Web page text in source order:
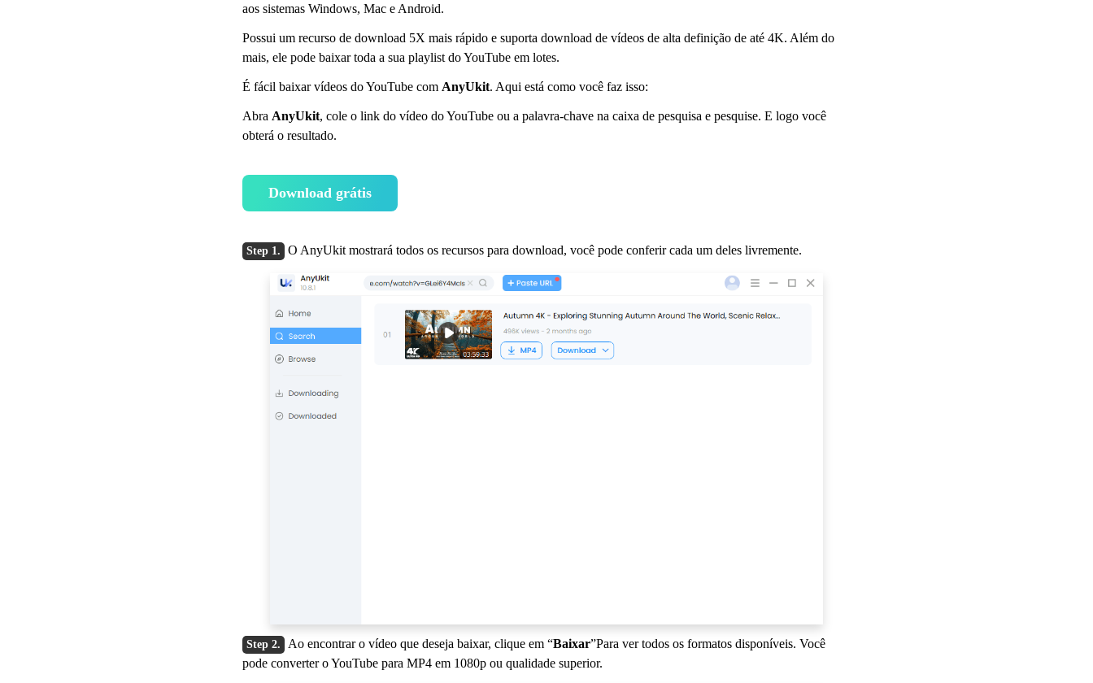
aos sistemas Windows, Mac e Android.
Possui um recurso de download 5X mais rápido e suporta download de vídeos de alta definição de até 4K. Além do
mais, ele pode baixar toda a sua playlist do YouTube em lotes.
É fácil baixar vídeos do YouTube com AnyUkit. Aqui está como você faz isso:
Abra AnyUkit, cole o link do vídeo do YouTube ou a palavra-chave na caixa de pesquisa e pesquise. E logo você
obterá o resultado.
Download grátis
O AnyUkit mostrará todos os recursos para download, você pode conferir cada um deles livremente.
Ao encontrar o vídeo que deseja baixar, clique em “Baixar”Para ver todos os formatos disponíveis. Você
pode converter o YouTube para MP4 em 1080p ou qualidade superior.